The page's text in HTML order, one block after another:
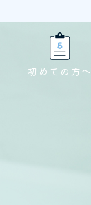
初めての方へ